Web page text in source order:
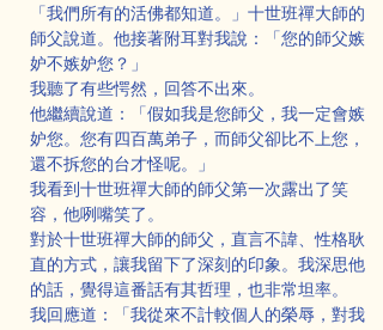
「我們所有的活佛都知道。」十世班禪大師的
師父說道。他接著附耳對我說：「您的師父嫉
妒不嫉妒您？」
我聽了有些愕然，回答不出來。
他繼續說道：「假如我是您師父，我一定會嫉
妒您。您有四百萬弟子，而師父卻比不上您，
還不拆您的台才怪呢。」
我看到十世班禪大師的師父第一次露出了笑
容，他咧嘴笑了。
對於十世班禪大師的師父，直言不諱、性格耿
直的方式，讓我留下了深刻的印象。我深思他
的話，覺得這番話有其哲理，也非常坦率。
我回應道：「我從來不計較個人的榮辱，對我